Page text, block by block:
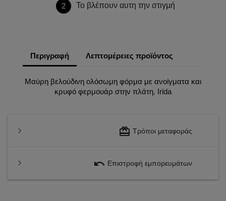
2 Το βλέπουν αυτη την στιγμή
Περιγραφή Λεπτομέρειες προϊόντος
Μαύρη βελούδινη ολόσωμη φόρμα με ανοίγματα και
κρυφό φερμουάρ στην πλάτη. Irida
redeem Τρόποι μεταφοράς
undo Επιστροφή εμπορευμάτων